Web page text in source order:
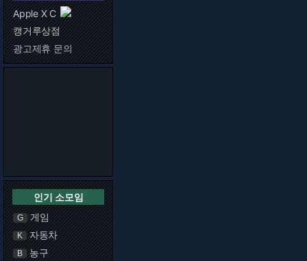
Apple X C
캥거루상점
광고제휴 문의
인기 소모임
G 게임
K 자동차
B 농구